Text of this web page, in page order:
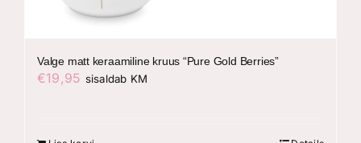
Valge matt keraamiline kruus “Pure Gold Berries”
€19,95 sisaldab KM